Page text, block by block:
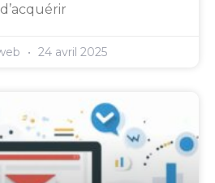
d’acquérir
24 avril 2025